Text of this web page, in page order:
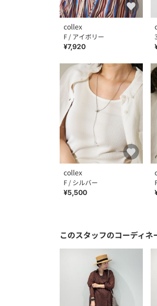
collex
F / アイボリー
¥7,920
collex
F / シルバー
¥5,500
このスタッフのコーディネ